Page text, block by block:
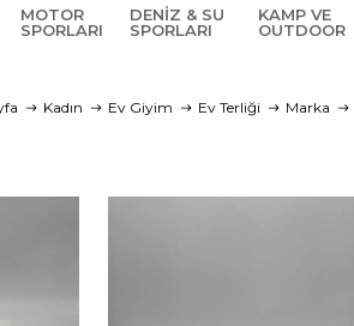
MOTOR
SPORLARI
DENIZ & SU
SPORLARI
KAMP VE
OUTDOOR
Kadın Ev Giyim Ev Terliği Marka